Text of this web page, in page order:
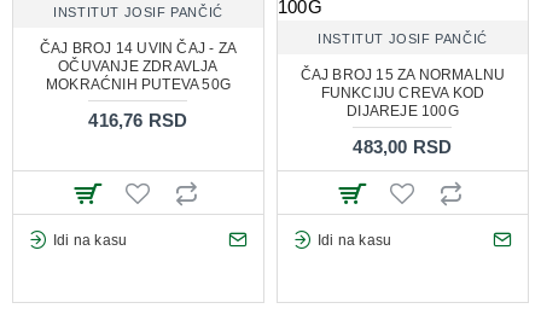
INSTITUT JOSIF PANČIĆ
ČAJ BROJ 14 UVIN ČAJ - ZA
OČUVANJE ZDRAVLJA
MOKRAĆNIH PUTEVA 50G
416,76 RSD
Idi na kasu
INSTITUT JOSIF PANČIĆ
ČAJ BROJ 15 ZA NORMALNU
FUNKCIJU CREVA KOD
DIJAREJE 100G
483,00 RSD
Idi na kasu